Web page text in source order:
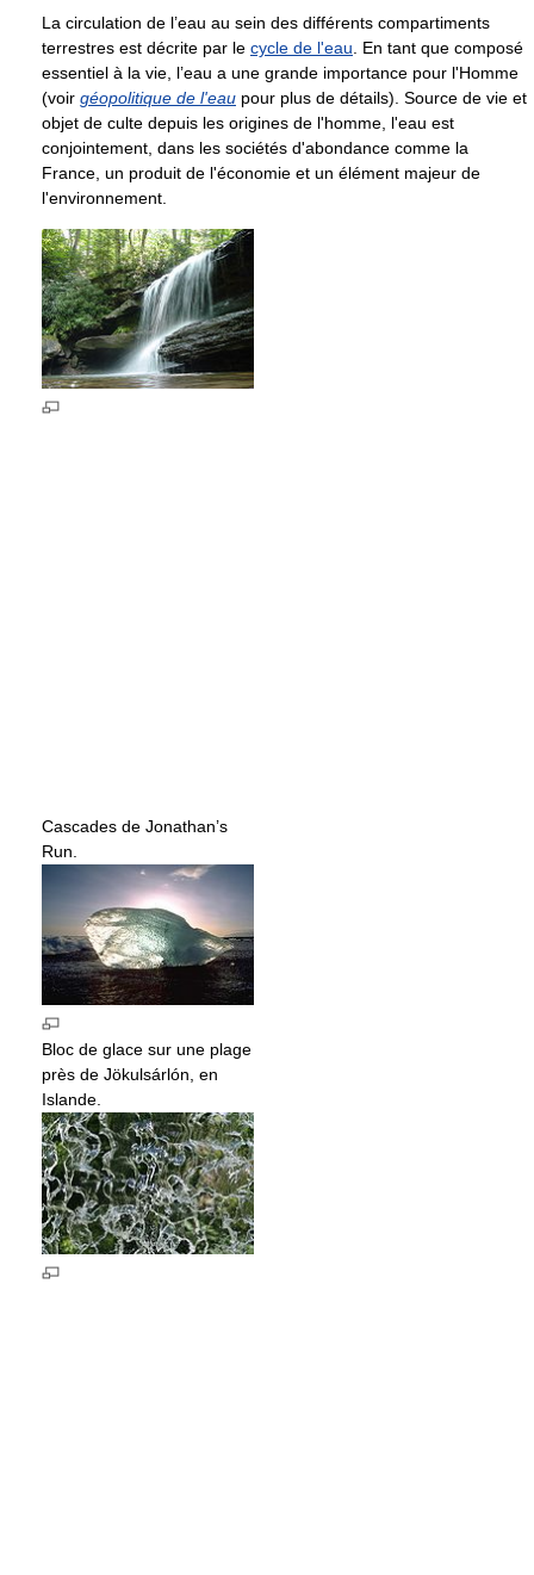
La circulation de l’eau au sein des différents compartiments
terrestres est décrite par le cycle de l'eau . En tant que composé
essentiel à la vie, l’eau a une grande importance pour l'Homme
(voir géopolitique de l'eau pour plus de détails). Source de vie et
objet de culte depuis les origines de l'homme, l'eau est
conjointement, dans les sociétés d'abondance comme la
France, un produit de l'économie et un élément majeur de
l'environnement.
Cascades de Jonathan’s
Run.
Bloc de glace sur une plage
près de Jökulsárlón, en
Islande.